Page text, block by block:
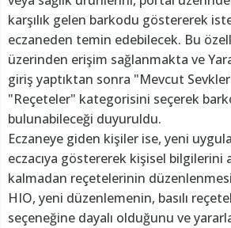
karşılık gelen barkodu göstererek
eczaneden temin edebilecek. Bu
üzerinden erişim sağlanmakta ve
giriş yaptıktan sonra "Mevcut
"Reçeteler" kategorisini seçerek
bulunabileceği duyuruldu.
Eczaneye giden kişiler ise, yeni
eczacıya göstererek kişisel bilgilerini
kalmadan reçetelerinin
HIO, yeni düzenlemenin, basılı
seçeneğine dayalı olduğunu ve